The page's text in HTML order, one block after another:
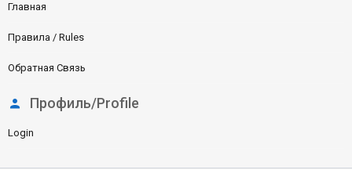
Главная
Правила / Rules
Обратная Связь
Профиль/Profile
Login